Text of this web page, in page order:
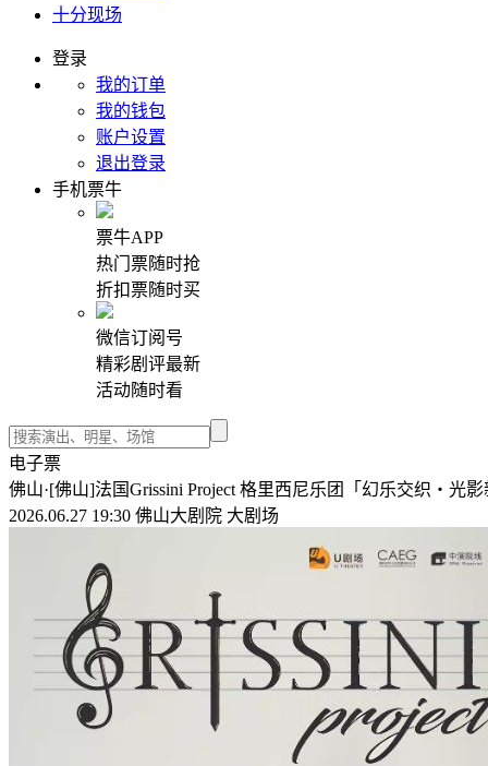
十分现场
登录
我的订单
我的钱包
账户设置
退出登录
手机票牛
票牛APP
热门票随时抢
折扣票随时买
微信订阅号
精彩剧评最新
活动随时看
电子票
佛山·[佛山]法国Grissini Project 格里西尼乐团「幻乐交织・光
2026.06.27 19:30 佛山大剧院 大剧场